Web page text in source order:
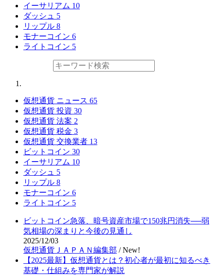
イーサリアム 10
ダッシュ 5
リップル 8
モナーコイン 6
ライトコイン 5
仮想通貨 ニュース 65
仮想通貨 投資 30
仮想通貨 法案 2
仮想通貨 税金 3
仮想通貨 交換業者 13
ビットコイン 30
イーサリアム 10
ダッシュ 5
リップル 8
モナーコイン 6
ライトコイン 5
ビットコイン急落、暗号資産市場で150兆円消失──弱
気相場の深まりと今後の見通し
2025/12/03
仮想通貨ＪＡＰＡＮ編集部 /New!
【2025最新】仮想通貨とは？初心者が最初に知るべき
基礎・仕組みを専門家が解説